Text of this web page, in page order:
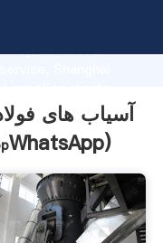
advanced
customers.آسیاب های
WhatsApp)